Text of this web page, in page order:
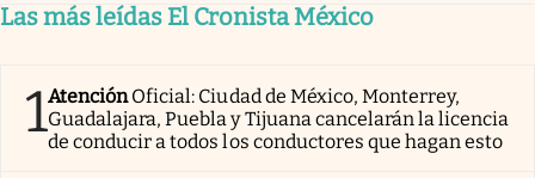
Las más leídas El Cronista México
1AtenciónOficial: Ciudad de México, Monterrey,
Guadalajara, Puebla y Tijuana cancelarán la licencia
de conducir a todos los conductores que hagan esto